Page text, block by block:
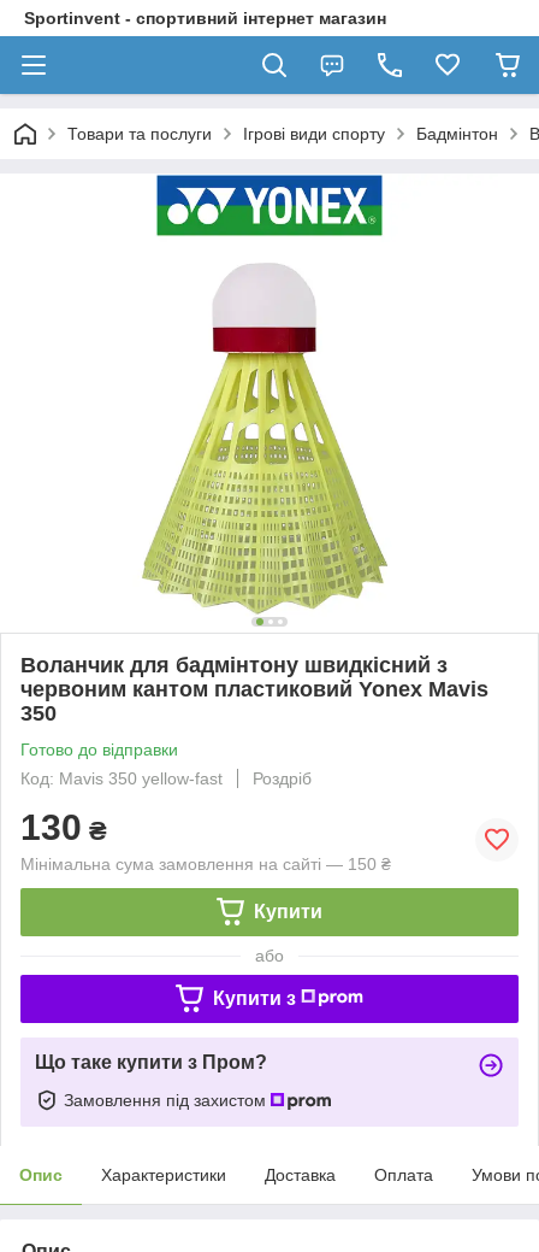
Sportinvent - спортивний інтернет магазин
Товари та послуги Ігрові види спорту Бадмінтон
Воланчик для бадмінтону швидкісний з
червоним кантом пластиковий Yonex Mavis
350
Готово до відправки
Код: Mavis 350 yellow-fast
Роздріб
130 ₴
Мінімальна сума замовлення на сайті — 150 ₴
Купити
або
Купити з
Що таке купити з Пром?
Замовлення під захистом
Опис Характеристики Доставка Оплата Умови